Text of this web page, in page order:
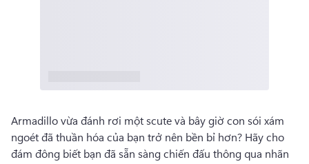
Armadillo vừa đánh rơi một scute và bây giờ con sói xám
ngoét đã thuần hóa của bạn trở nên bền bỉ hơn? Hãy cho
đám đông biết bạn đã sẵn sàng chiến đấu thông qua nhãn